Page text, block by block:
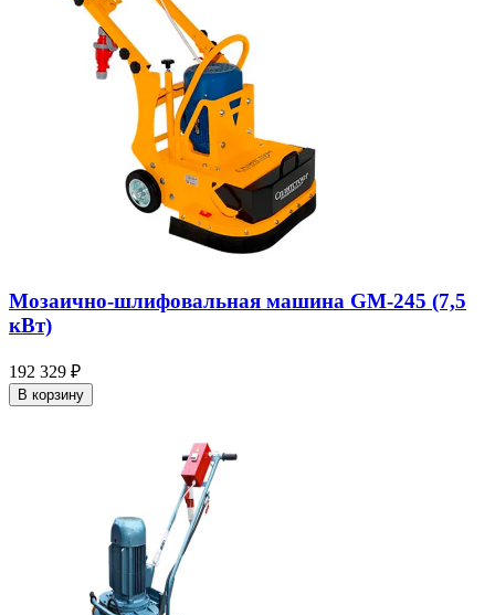
Мозаично-шлифовальная машина GM-245 (7,5
кВт)
192 329 ₽
В корзину